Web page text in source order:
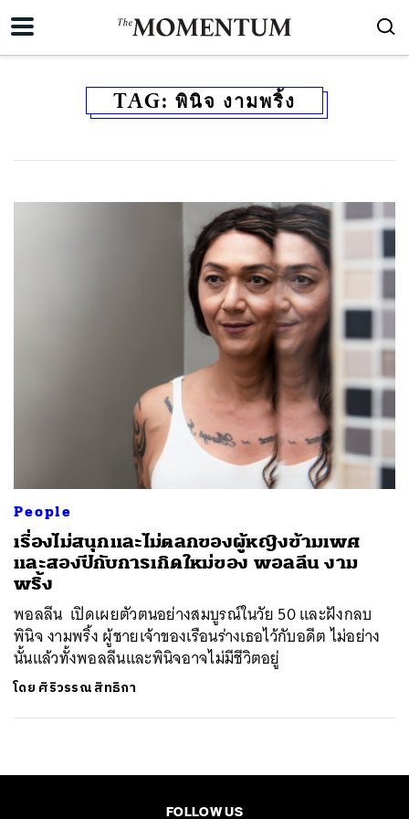
TAG: พินิจ งามพริ้ง
People
เรื่องไม่สนุกและไม่ตลกของผู้หญิงข้ามเพศ
และสองปีกับการเกิดใหม่ของ พอลลีน งาม
พริ้ง
พอลลีน เปิดเผยตัวตนอย่างสมบูรณ์ในวัย 50 และฝังกลบ
พินิจ งามพริ้ง ผู้ชายเจ้าของเรือนร่างเธอไว้กับอดีต ไม่อย่าง
นั้นแล้วทั้งพอลลีนและพินิจอาจไม่มีชีวิตอยู่
โดย ศิริวรรณ สิทธิกา
FOLLOW US
EMAIL